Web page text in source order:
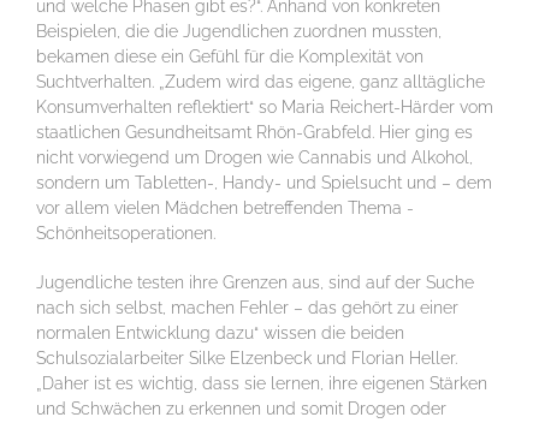
und welche Phasen gibt es?“. Anhand von konkreten
Beispielen, die die Jugendlichen zuordnen mussten,
bekamen diese ein Gefühl für die Komplexität von
Suchtverhalten. „Zudem wird das eigene, ganz alltägliche
Konsumverhalten reflektiert“ so Maria Reichert-Härder vom
staatlichen Gesundheitsamt Rhön-Grabfeld. Hier ging es
nicht vorwiegend um Drogen wie Cannabis und Alkohol,
sondern um Tabletten-, Handy- und Spielsucht und – dem
vor allem vielen Mädchen betreffenden Thema -
Schönheitsoperationen.
Jugendliche testen ihre Grenzen aus, sind auf der Suche
nach sich selbst, machen Fehler – das gehört zu einer
normalen Entwicklung dazu“ wissen die beiden
Schulsozialarbeiter Silke Elzenbeck und Florian Heller.
„Daher ist es wichtig, dass sie lernen, ihre eigenen Stärken
und Schwächen zu erkennen und somit Drogen oder